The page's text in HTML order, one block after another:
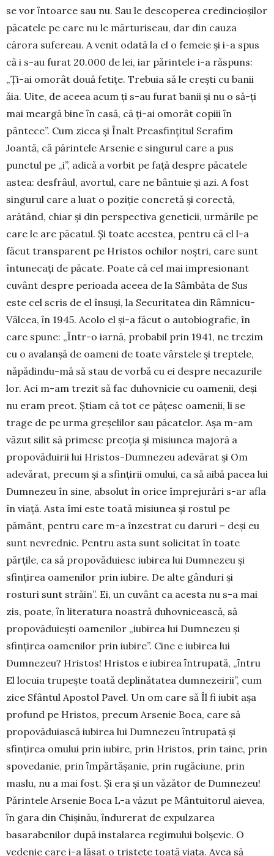
se vor ȋntoarce sau nu. Sau le des­coperea credincioșilor
păcatele pe care nu le măr­tu­riseau, dar din cauza
cărora sufereau. A venit odată la el o femeie şi i-a spus
că i s-au furat 20.000 de lei, iar părintele i-a răspuns:
„Ți-ai omorât două fetiţe. Trebuia să le creşti cu banii
ăia. Uite, de aceea acum ţi s-au furat banii şi nu o să-ţi
mai meargă bine ȋn casă, că ţi-ai omorât copiii ȋn
pântece”. Cum zicea şi Înalt Preasfințitul Serafim
Joantă, că părintele Arsenie e singurul care a pus
punctul pe „i”, adică a vorbit pe față des­pre păcatele
astea: desfrâul, avortul, care ne bân­tuie şi azi. A fost
singurul care a luat o po­zi­ţie concretă şi corectă,
arătând, chiar şi din pers­pectiva geneticii, urmările pe
care le are păcatul. Și toate acestea, pentru că el l-a
făcut transparent pe Hristos ochilor noştri, care sunt
întunecați de păcate. Poate că cel mai impre­sio­nant
cuvânt despre perioada aceea de la Sâmbăta de Sus
este cel scris de el însuși, la Securitatea din Râmnicu-
Vâlcea, ȋn 1945. Acolo el și-a făcut o autobiografie, în
care spu­ne: „Într-o iarnă, probabil prin 1941, ne tre­zim
cu o avalanşă de oameni de toate vârstele şi treptele,
năpădindu-mă să stau de vorbă cu ei despre necazurile
lor. Aci m-am trezit să fac duhovnicie cu oamenii, deşi
nu eram preot. Ştiam că tot ce păţesc oamenii, li se
trage de pe urma greşelilor sau păcatelor. Aşa m-am
văzut silit să primesc preoţia şi misiunea majoră a
propo­văduirii lui Hristos-Dumnezeu adevărat şi Om
ade­vărat, precum şi a sfinţirii omului, ca să aibă pacea lui
Dumnezeu în sine, absolut în orice împrejurări s-ar afla
în viaţă. Asta îmi este toată misiunea şi ros­tul pe
pământ, pentru care m-a înzestrat cu da­ruri – deşi eu
sunt nevrednic. Pentru asta sunt soli­citat în toate
părţile, ca să propovăduiesc iubirea lui Dumnezeu şi
sfinţirea oamenilor prin iubire. De alte gânduri şi
rosturi sunt străin”. Ei, un cuvânt ca acesta nu s-a mai
zis, poate, ȋn literatura noastră duhovnicească, să
propovăduieşti oamenilor „iubi­rea lui Dumnezeu şi
sfinţirea oamenilor prin iubi­re”. Cine e iubirea lui
Dumnezeu? Hristos! Hristos e iubirea ȋntrupată, „ȋntru
El locuia trupeşte toată deplinătatea dumnezeirii”, cum
zice Sfântul Apos­tol Pavel. Un om care să Îl fi iubit aşa
profund pe Hristos, precum Arsenie Boca, care să
propovă­duiască iubirea lui Dumnezeu ȋntrupată şi
sfinţirea omului prin iubire, prin Hristos, prin taine, prin
spo­vedanie, prin ȋmpărtăşanie, prin rugăciune, prin
maslu, nu a mai fost. Şi era şi un văzător de Dumne­zeu!
Părintele Arsenie Boca L-a văzut pe Mântuito­rul aievea,
ȋn gara din Chişinău, ȋndurerat de expul­zarea
basarabenilor după instalarea regimului bol­şe­vic. O
vedenie care i-a lăsat o tristeţe toată viaţa. Avea să